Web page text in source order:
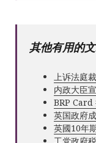
其他有用的
上诉法庭
内政大臣
BRP Card
英国政府
英國10年